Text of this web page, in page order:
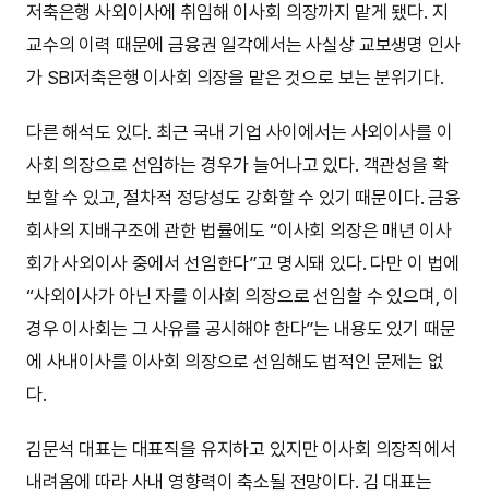
저축은행 사외이사에 취임해 이사회 의장까지 맡게 됐다. 지
교수의 이력 때문에 금융권 일각에서는 사실상 교보생명 인사
가 SBI저축은행 이사회 의장을 맡은 것으로 보는 분위기다.
다른 해석도 있다. 최근 국내 기업 사이에서는 사외이사를 이
사회 의장으로 선임하는 경우가 늘어나고 있다. 객관성을 확
보할 수 있고, 절차적 정당성도 강화할 수 있기 때문이다. 금융
회사의 지배구조에 관한 법률에도 “이사회 의장은 매년 이사
회가 사외이사 중에서 선임한다”고 명시돼 있다. 다만 이 법에
“사외이사가 아닌 자를 이사회 의장으로 선임할 수 있으며, 이
경우 이사회는 그 사유를 공시해야 한다”는 내용도 있기 때문
에 사내이사를 이사회 의장으로 선임해도 법적인 문제는 없
다.
김문석 대표는 대표직을 유지하고 있지만 이사회 의장직에서
내려옴에 따라 사내 영향력이 축소될 전망이다. 김 대표는